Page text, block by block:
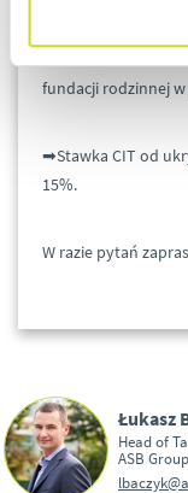
fundacji rodzinnej
➡Stawka CIT od
15%.
W razie pytań
Łukasz
Head of
ASB